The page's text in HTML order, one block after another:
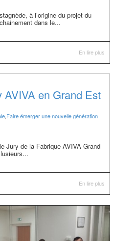
à l’origine du projet du
dans le...
En lire plus
en Grand Est
,Faire émerger une nouvelle génération
Jury de la Fabrique AVIVA Grand
En lire plus